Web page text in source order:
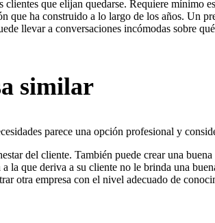
que elijan quedarse. Requiere mínimo
que ha construido a lo largo de los años. Un
llevar a conversaciones incómodas sobre
similar
parece una opción profesional y
del cliente. También puede crear una
la que deriva a su cliente no le brinda una
otra empresa con el nivel adecuado de